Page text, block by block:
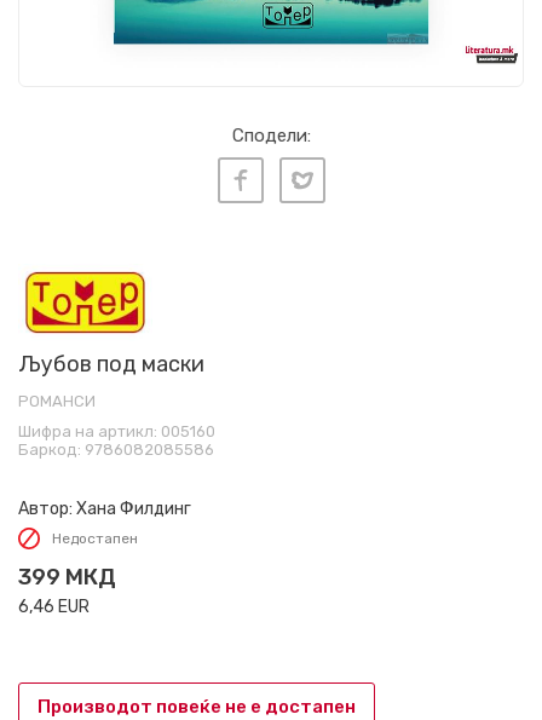
Сподели:
Љубов под маски
РОМАНСИ
Шифра на артикл: 005160
Баркод: 9786082085586
Автор: Хана Филдинг
Недостапен
399 МКД
6,46 EUR
Производот повеќе не е достапен